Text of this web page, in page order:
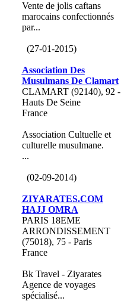
Vente de jolis caftans
marocains confectionnés
par...
(27-01-2015)
Association Des
Musulmans De Clamart
CLAMART (92140), 92 -
Hauts De Seine
France
Association Cultuelle et
culturelle musulmane.
...
(02-09-2014)
ZIYARATES.COM
HAJJ OMRA
PARIS 18EME
ARRONDISSEMENT
(75018), 75 - Paris
France
Bk Travel - Ziyarates
Agence de voyages
spécialisé...